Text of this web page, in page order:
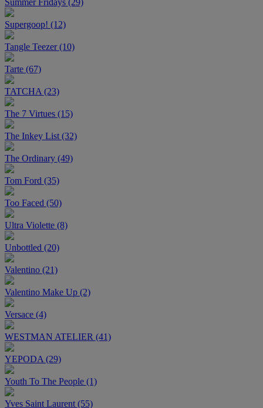
Summer Fridays (29)
Supergoop! (12)
Tangle Teezer (10)
Tarte (67)
TATCHA (23)
The 7 Virtues (15)
The Inkey List (32)
The Ordinary (49)
Tom Ford (35)
Too Faced (50)
Ultra Violette (8)
Unbottled (20)
Valentino (21)
Valentino Make Up (2)
Versace (4)
WESTMAN ATELIER (41)
YEPODA (29)
Youth To The People (1)
Yves Saint Laurent (55)